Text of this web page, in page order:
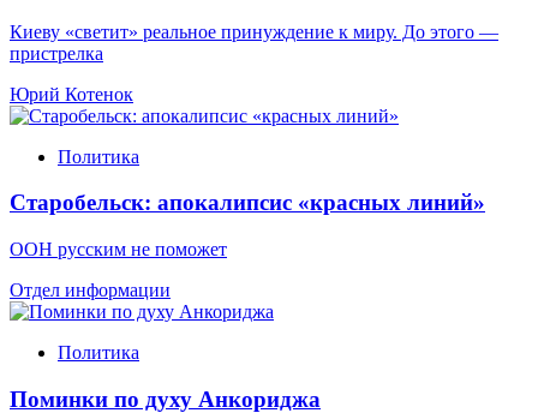
Киеву «светит» реальное принуждение к миру. До этого —
пристрелка
Юрий Котенок
Политика
Старобельск: апокалипсис «красных линий»
ООН русским не поможет
Отдел информации
Политика
Поминки по духу Анкориджа